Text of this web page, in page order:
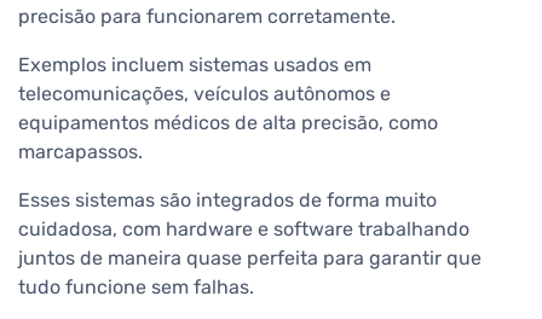
precisão para funcionarem corretamente.
Exemplos incluem sistemas usados em
telecomunicações, veículos autônomos e
equipamentos médicos de alta precisão, como
marcapassos.
Esses sistemas são integrados de forma muito
cuidadosa, com hardware e software trabalhando
juntos de maneira quase perfeita para garantir que
tudo funcione sem falhas.